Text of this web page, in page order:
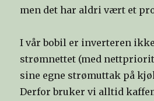
men det har aldri vært et
I vår bobil er inverteren
strømnettet (med
sine egne strømuttak på
Derfor bruker vi alltid